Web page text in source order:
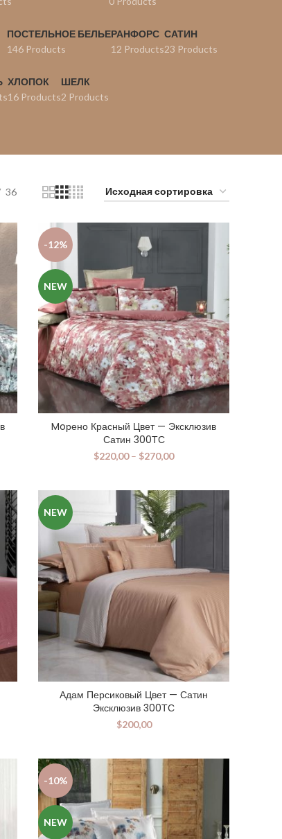
ПОСТЕЛЬНОЕ БЕЛЬЕ
146 Products
РАНФОРС
12 Products
САТИН
23 Products
ХЛОПОК
16 Products
ШЕЛК
2 Products
36
-12%
NEW
Moрено Красный Цвет — Эксклюзив
Сатин 300ТС
$220,00– $270,00
NEW
Адам Персиковый Цвет — Сатин
Эксклюзив 300ТС
$200,00
-10%
NEW